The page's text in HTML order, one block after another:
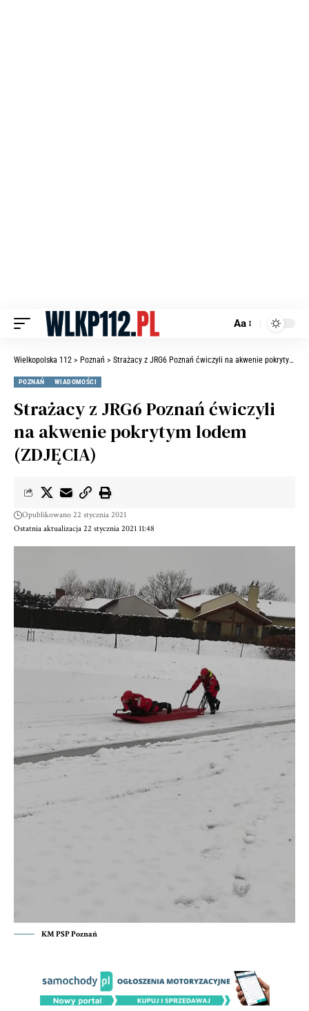
Aa
Wielkopolska 112 > Poznań > Strażacy z JRG6 Poznań ćwiczyli na akwenie pokrytym lodem (ZDJĘCIA)
POZNAŃ WIADOMOŚCI
Strażacy z JRG6 Poznań ćwiczyli
na akwenie pokrytym lodem
(ZDJĘCIA)
Ostatnia aktualizacja 22 stycznia 2021 11:48
Opublikowano 22 stycznia 2021
KM PSP Poznań